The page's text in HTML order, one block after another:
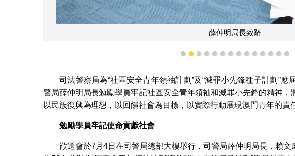
薛仲明局長致辭
1 2 3 4 5 6 7 8 9 1011121314
司法警察局為“社區安全青年領袖計劃”及“滅罪小先鋒種子計劃”應
警局薛仲明局長勉勵學員牢記社區安全青年領袖和滅罪小先鋒的精神，
以民族復興為理想，以回饋社會為目標，以實際行動展現澳門青年的責
勉勵學員牢記使命貢獻社會
歡送會於7月4日在司警局總部大樓舉行，司警局薛仲明局長，賴文